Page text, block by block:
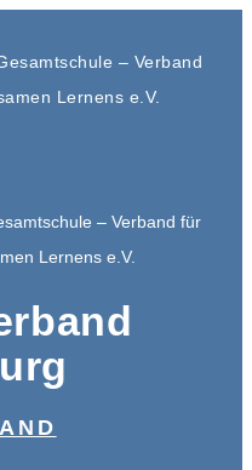
– Verband
Lernens e.V.
– Verband für
Lernens e.V.